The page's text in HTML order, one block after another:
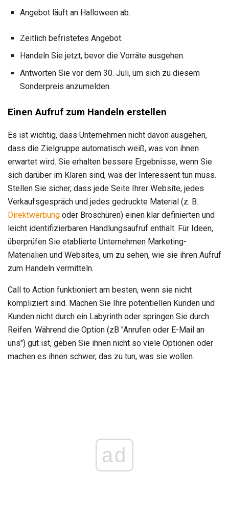
Angebot läuft an Halloween ab.
Zeitlich befristetes Angebot.
Handeln Sie jetzt, bevor die Vorräte ausgehen.
Antworten Sie vor dem 30. Juli, um sich zu diesem
Sonderpreis anzumelden.
Einen Aufruf zum Handeln erstellen
Es ist wichtig, dass Unternehmen nicht davon ausgehen,
dass die Zielgruppe automatisch weiß, was von ihnen
erwartet wird. Sie erhalten bessere Ergebnisse, wenn Sie
sich darüber im Klaren sind, was der Interessent tun muss.
Stellen Sie sicher, dass jede Seite Ihrer Website, jedes
Verkaufsgespräch und jedes gedruckte Material (z. B.
Direktwerbung oder Broschüren) einen klar definierten und
leicht identifizierbaren Handlungsaufruf enthält. Für Ideen,
überprüfen Sie etablierte Unternehmen Marketing-
Materialien und Websites, um zu sehen, wie sie ihren Aufruf
zum Handeln vermitteln.
Call to Action funktioniert am besten, wenn sie nicht
kompliziert sind. Machen Sie Ihre potentiellen Kunden und
Kunden nicht durch ein Labyrinth oder springen Sie durch
Reifen. Während die Option (zB "Anrufen oder E-Mail an
uns") gut ist, geben Sie ihnen nicht so viele Optionen oder
machen es ihnen schwer, das zu tun, was sie wollen.
ad